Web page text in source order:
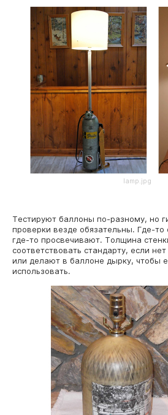
lamp.jpg
Тестируют баллоны по-разному, но
проверки везде обязательны. Где-
где-то просвечивают. Толщина
соответствовать стандарту, если
или делают в баллоне дырку, чтобы
использовать.